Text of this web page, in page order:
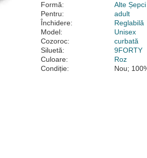
Formă:
Alte Șepci
Pentru:
adult
Închidere:
Reglabilă
Model:
Unisex
Cozoroc:
curbată
Siluetă:
9FORTY
Culoare:
Roz
Condiție:
Nou;